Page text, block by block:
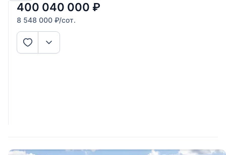
400 040 000 ₽
8 548 000 ₽/сот.